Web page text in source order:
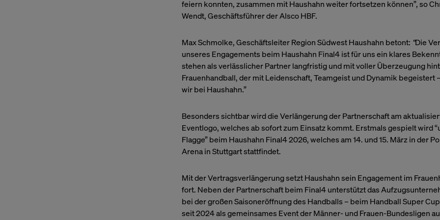
feiern konnten, zusammen mit Haushahn weiter fortsetzen können”, so
Wendt, Geschäftsführer der Alsco HBF.
Max Schmolke, Geschäftsleiter Region Südwest Haushahn betont: “Die
unseres Engagements beim Haushahn Final4 ist für uns ein klares
stehen als verlässlicher Partner langfristig und mit voller Überzeugung
Frauenhandball, der mit Leidenschaft, Teamgeist und Dynamik begeistert
wir bei Haushahn.”
Besonders sichtbar wird die Verlängerung der Partnerschaft am
Eventlogo, welches ab sofort zum Einsatz kommt. Erstmals gespielt wird
Flagge” beim Haushahn Final4 2026, welches am 14. und 15. März in der
Arena in Stuttgart stattfindet.
Mit der Vertragsverlängerung setzt Haushahn sein Engagement im
fort. Neben der Partnerschaft beim Final4 unterstützt das
bei der großen Saisoneröffnung des Handballs – beim Handball Super
seit 2024 als gemeinsames Event der Männer- und Frauen-Bundesligen
nicht direkt identifiziert. Dadurch kann Ihnen aber ein
Web-Erlebnis geboten werden. Da wir Ihr Recht auf
Kategorieüberschriften, um mehr zu erfahren und
Standardeinstellungen zu ändern. Die Blockierung
von Cookies kann jedoch zu einer beeinträchtigten
von uns zur Verfügung gestellten Website und